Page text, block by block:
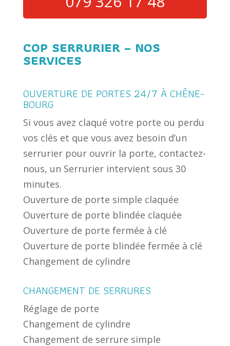
COP SERRURIER – NOS
SERVICES
OUVERTURE DE PORTES 24/7 À CHÊNE-
BOURG
Si vous avez claqué votre porte ou perdu
vos clés et que vous avez besoin d’un
serrurier pour ouvrir la porte, contactez-
nous, un Serrurier intervient sous 30
minutes.
Ouverture de porte simple claquée
Ouverture de porte blindée claquée
Ouverture de porte fermée à clé
Ouverture de porte blindée fermée à clé
Changement de cylindre
CHANGEMENT DE SERRURES
Réglage de porte
Changement de cylindre
Changement de serrure simple